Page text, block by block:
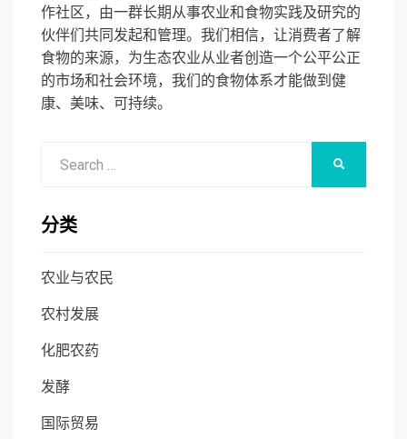
作社区，由一群长期从事农业和食物实践及研究的
伙伴们共同发起和管理。我们相信，让消费者了解
食物的来源，为生态农业从业者创造一个公平公正
的市场和社会环境，我们的食物体系才能做到健
康、美味、可持续。
分类
农业与农民
农村发展
化肥农药
发酵
国际贸易